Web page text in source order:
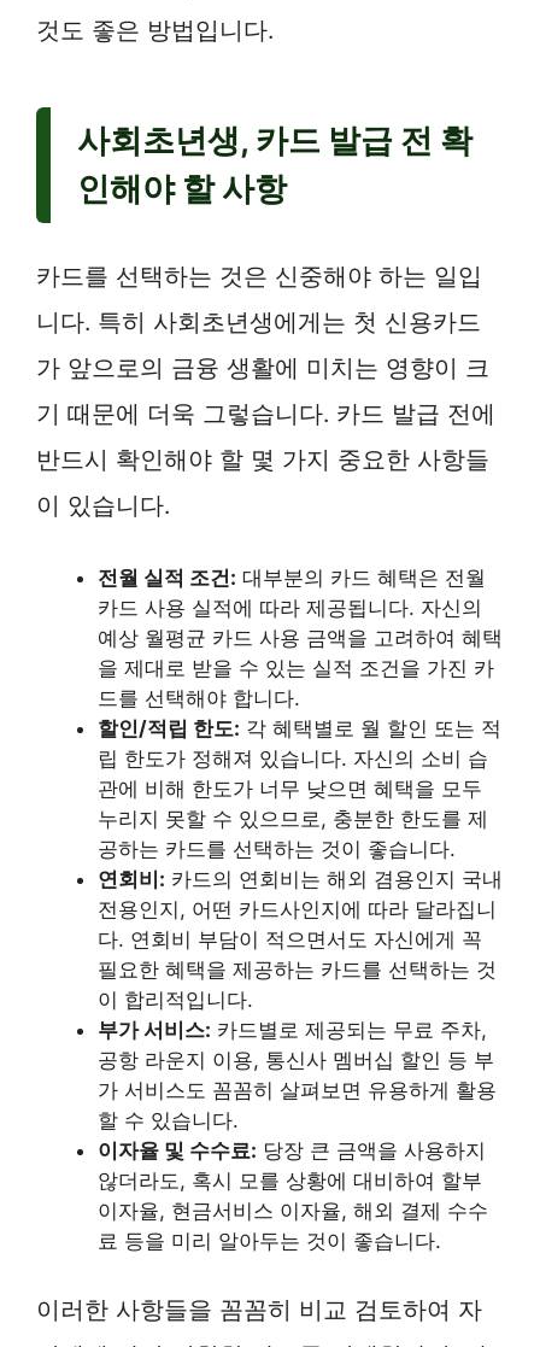
것도 좋은 방법입니다.
사회초년생, 카드 발급 전 확
인해야 할 사항
카드를 선택하는 것은 신중해야 하는 일입
니다. 특히 사회초년생에게는 첫 신용카드
가 앞으로의 금융 생활에 미치는 영향이 크
기 때문에 더욱 그렇습니다. 카드 발급 전에
반드시 확인해야 할 몇 가지 중요한 사항들
이 있습니다.
전월 실적 조건: 대부분의 카드 혜택은 전월
카드 사용 실적에 따라 제공됩니다. 자신의
예상 월평균 카드 사용 금액을 고려하여 혜택
을 제대로 받을 수 있는 실적 조건을 가진 카
드를 선택해야 합니다.
할인/적립 한도: 각 혜택별로 월 할인 또는 적
립 한도가 정해져 있습니다. 자신의 소비 습
관에 비해 한도가 너무 낮으면 혜택을 모두
누리지 못할 수 있으므로, 충분한 한도를 제
공하는 카드를 선택하는 것이 좋습니다.
연회비: 카드의 연회비는 해외 겸용인지 국내
전용인지, 어떤 카드사인지에 따라 달라집니
다. 연회비 부담이 적으면서도 자신에게 꼭
필요한 혜택을 제공하는 카드를 선택하는 것
이 합리적입니다.
부가 서비스: 카드별로 제공되는 무료 주차,
공항 라운지 이용, 통신사 멤버십 할인 등 부
가 서비스도 꼼꼼히 살펴보면 유용하게 활용
할 수 있습니다.
이자율 및 수수료: 당장 큰 금액을 사용하지
않더라도, 혹시 모를 상황에 대비하여 할부
이자율, 현금서비스 이자율, 해외 결제 수수
료 등을 미리 알아두는 것이 좋습니다.
이러한 사항들을 꼼꼼히 비교 검토하여 자